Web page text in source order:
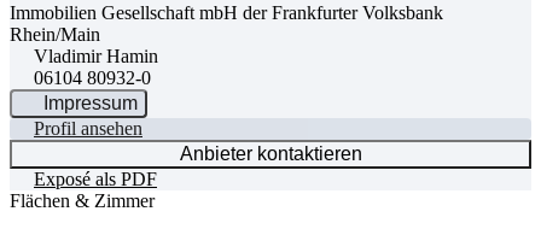
Immobilien Gesellschaft mbH der Frankfurter Volksbank
Rhein/Main
Vladimir Hamin
06104 80932-0
Impressum
Profil ansehen
Anbieter kontaktieren
Exposé als PDF
Flächen & Zimmer